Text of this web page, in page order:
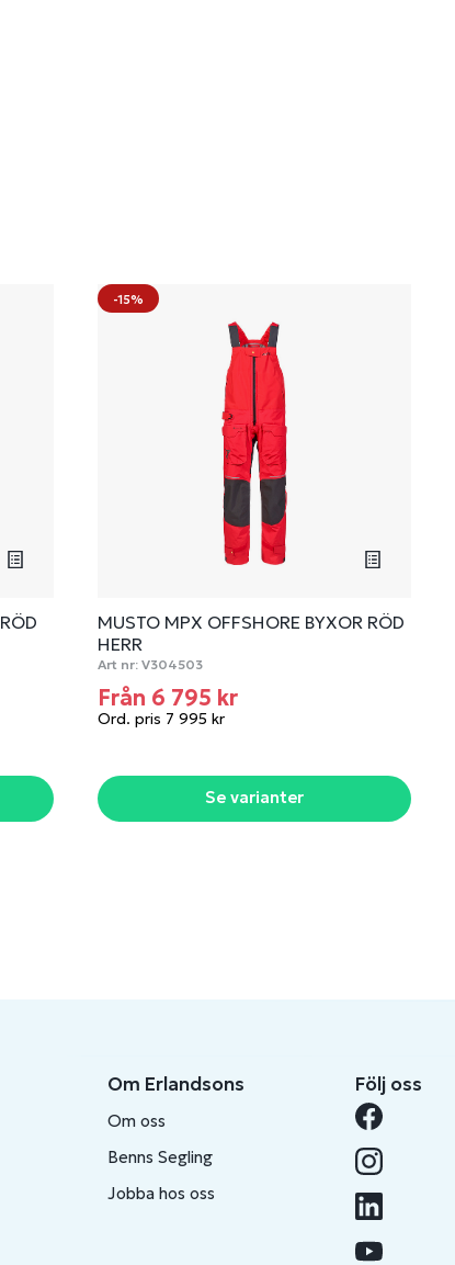
-15%
MUSTO MPX OFFSHORE BYXOR RÖD
HERR
Art nr: V304503
Från 6 795 kr
Ord. pris 7 995 kr
Se varianter
Om Erlandsons
Om oss
Benns Segling
Jobba hos oss
Följ oss